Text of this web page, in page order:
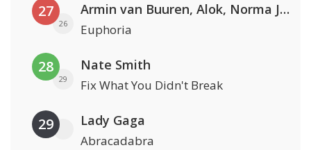
27
26
Armin van Buuren, Alok, Norma Jean Martine & LAWRENT
Euphoria
28
29
Nate Smith
Fix What You Didn't Break
29 Lady Gaga
Abracadabra